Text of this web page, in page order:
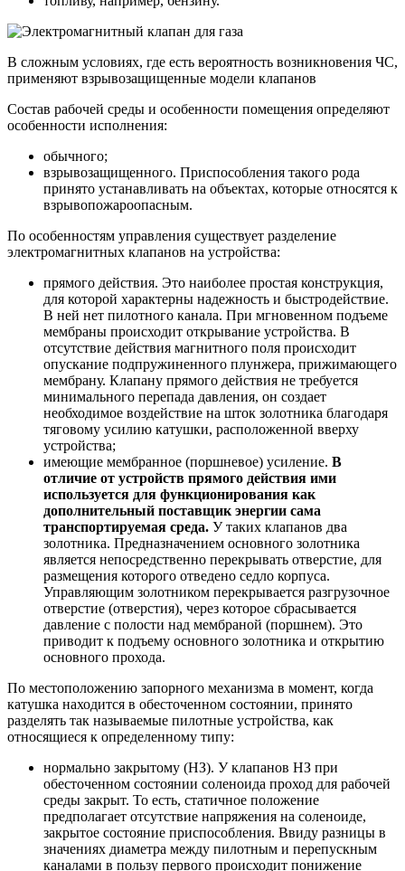
В сложным условиях, где есть вероятность возникновения ЧС,
применяют взрывозащищенные модели клапанов
Состав рабочей среды и особенности помещения определяют
особенности исполнения:
обычного;
взрывозащищенного. Приспособления такого рода
принято устанавливать на объектах, которые относятся к
взрывопожароопасным.
По особенностям управления существует разделение
электромагнитных клапанов на устройства:
прямого действия. Это наиболее простая конструкция,
для которой характерны надежность и быстродействие.
В ней нет пилотного канала. При мгновенном подъеме
мембраны происходит открывание устройства. В
отсутствие действия магнитного поля происходит
опускание подпружиненного плунжера, прижимающего
мембрану. Клапану прямого действия не требуется
минимального перепада давления, он создает
необходимое воздействие на шток золотника благодаря
тяговому усилию катушки, расположенной вверху
устройства;
имеющие мембранное (поршневое) усиление. В
отличие от устройств прямого действия ими
используется для функционирования как
дополнительный поставщик энергии сама
транспортируемая среда. У таких клапанов два
золотника. Предназначением основного золотника
является непосредственно перекрывать отверстие, для
размещения которого отведено седло корпуса.
Управляющим золотником перекрывается разгрузочное
отверстие (отверстия), через которое сбрасывается
давление с полости над мембраной (поршнем). Это
приводит к подъему основного золотника и открытию
основного прохода.
По местоположению запорного механизма в момент, когда
катушка находится в обесточенном состоянии, принято
разделять так называемые пилотные устройства, как
относящиеся к определенному типу:
нормально закрытому (НЗ). У клапанов НЗ при
обесточенном состоянии соленоида проход для рабочей
среды закрыт. То есть, статичное положение
предполагает отсутствие напряжения на соленоиде,
закрытое состояние приспособления. Ввиду разницы в
значениях диаметра между пилотным и перепускным
каналами в пользу первого происходит понижение